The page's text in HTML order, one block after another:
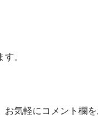
。
気軽にコメント欄を